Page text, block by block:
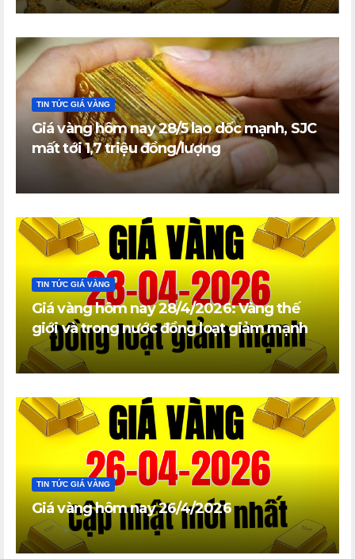
TIN TỨC GIÁ VÀNG
Giá vàng hôm nay 28/5 lao dốc mạnh, SJC
mất tới 1,7 triệu đồng/lượng
TIN TỨC GIÁ VÀNG
Giá vàng hôm nay 28/4/2026: Vàng thế
giới và trong nước đồng loạt giảm mạnh
TIN TỨC GIÁ VÀNG
Giá vàng hôm nay 26/4/2026